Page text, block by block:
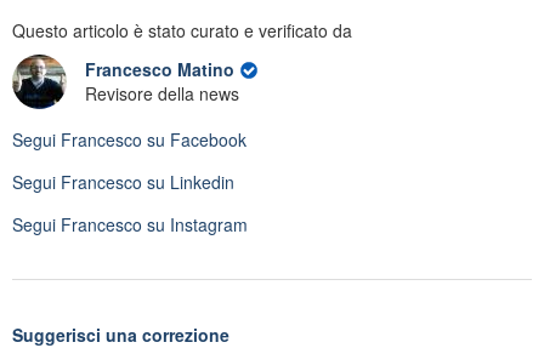
Questo articolo è stato curato e verificato da
Francesco Matino
Revisore della news
Segui Francesco su Facebook
Segui Francesco su Linkedin
Segui Francesco su Instagram
Suggerisci una correzione